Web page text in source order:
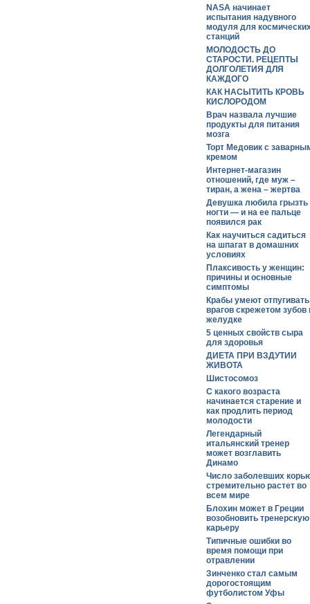
NASA начинает
испытания надувного
модуля для
станций
МОЛОДОСТЬ ДО
СТАРОСТИ. РЕЦЕПТЫ
ДОЛГОЛЕТИЯ ДЛЯ
КАЖДОГО
КАК НАСЫТИТЬ КРОВЬ
КИСЛОРОДОМ
Врач назвала лучшие
продукты для питания
мозга
Торт Медовик с
кремом
Интернет-магазин
отношений, где муж –
тиран, а жена – жертва
Девушка любила грызть
ногти — и на ее пальце
появился рак
Как научиться садиться
на шпагат в домашних
условиях
Плаксивость у женщин:
причины и основные
симптомы
Крабы умеют отпугивать
врагов скрежетом зубов
желудке
5 ценных свойств сыра
для здоровья
ДИЕТА ПРИ ВЗДУТИИ
ЖИВОТА
Шистосомоз
С какого возраста
начинается старение и
как продлить период
молодости
Легендарный
итальянский тренер
может возглавить
Динамо
Число заболевших
стремительно растет во
всем мире
Блохин может в Греции
возобновить тренерскую
карьеру
Типичные ошибки во
время помощи при
отравлении
Зинченко стал самым
дорогостоящим
футболистом Уфы